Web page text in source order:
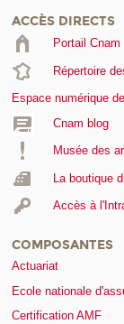
ACCÈS DIRECTS
Portail Cnam
Répertoire
Espace numérique
Cnam blog
Musée des
La boutique
Accès à
COMPOSANTES
Actuariat
Ecole nationale
Certification AMF